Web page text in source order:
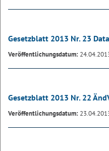
Gesetzblatt 2013 Nr. 23
Veröffentlichungsdatum:
Gesetzblatt 2013 Nr. 22
Veröffentlichungsdatum: